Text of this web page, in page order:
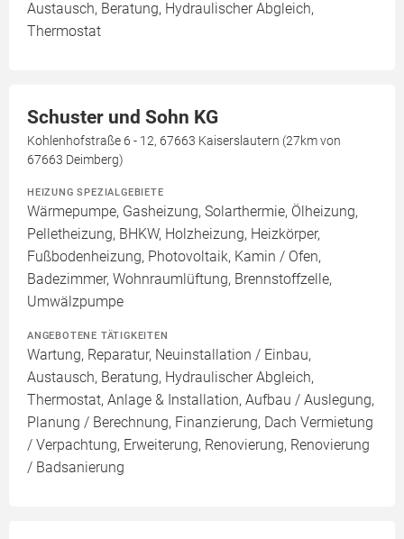
Austausch, Beratung, Hydraulischer Abgleich,
Thermostat
Schuster und Sohn KG
Kohlenhofstraße 6 - 12, 67663 Kaiserslautern (27km von
67663 Deimberg)
HEIZUNG SPEZIALGEBIETE
Wärmepumpe, Gasheizung, Solarthermie, Ölheizung,
Pelletheizung, BHKW, Holzheizung, Heizkörper,
Fußbodenheizung, Photovoltaik, Kamin / Ofen,
Badezimmer, Wohnraumlüftung, Brennstoffzelle,
Umwälzpumpe
ANGEBOTENE TÄTIGKEITEN
Wartung, Reparatur, Neuinstallation / Einbau,
Austausch, Beratung, Hydraulischer Abgleich,
Thermostat, Anlage & Installation, Aufbau / Auslegung,
Planung / Berechnung, Finanzierung, Dach Vermietung
/ Verpachtung, Erweiterung, Renovierung, Renovierung
/ Badsanierung